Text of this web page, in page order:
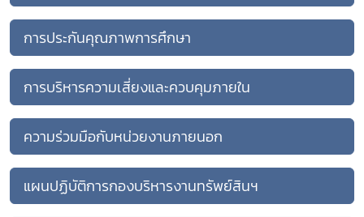
การประกันคุณภาพการศึกษา
การบริหารความเสี่ยงและควบคุมภายใน
ความร่วมมือกับหน่วยงานภายนอก
แผนปฏิบัติการกองบริหารงานทรัพย์สินฯ